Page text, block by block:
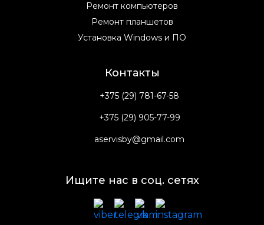
Ремонт компьютеров
Ремонт планшетов
Установка Windows и ПО
Контакты
+375 (29) 781-67-58
+375 (29) 905-77-99
aservisby@gmail.com
Ищите нас в соц. сетях